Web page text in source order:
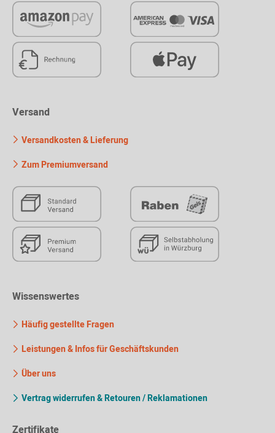
Versand
Versandkosten & Lieferung
Zum Premiumversand
Wissenswertes
Häufig gestellte Fragen
Leistungen & Infos für Geschäftskunden
Über uns
Vertrag widerrufen & Retouren / Reklamationen